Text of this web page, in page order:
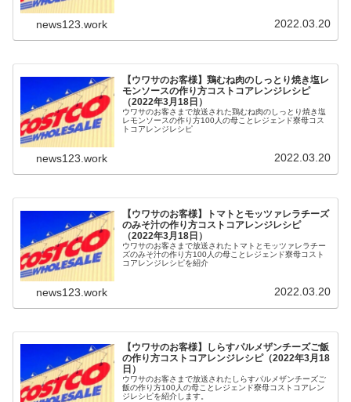
news123.work 2022.03.20
【ウワサのお客様】鶏むね肉のしっとり焼き塩レ
モンソースの作り方コストコアレンジレシピ
（2022年3月18日）
ウワサのお客さまで放送された鶏むね肉のしっとり焼き塩
レモンソースの作り方100人の母ことレジェンド寮母コス
トコアレンジレシピ
news123.work 2022.03.20
【ウワサのお客様】トマトとモッツァレラチーズ
のみそ汁の作り方コストコアレンジレシピ
（2022年3月18日）
ウワサのお客さまで放送されたトマトとモッツァレラチー
ズのみそ汁の作り方100人の母ことレジェンド寮母コスト
コアレンジレシピを紹介
news123.work 2022.03.20
【ウワサのお客様】しらすパルメザンチーズご飯
の作り方コストコアレンジレシピ（2022年3月18
日）
ウワサのお客さまで放送されたしらすパルメザンチーズご
飯の作り方100人の母ことレジェンド寮母コストコアレン
ジレシピを紹介します。